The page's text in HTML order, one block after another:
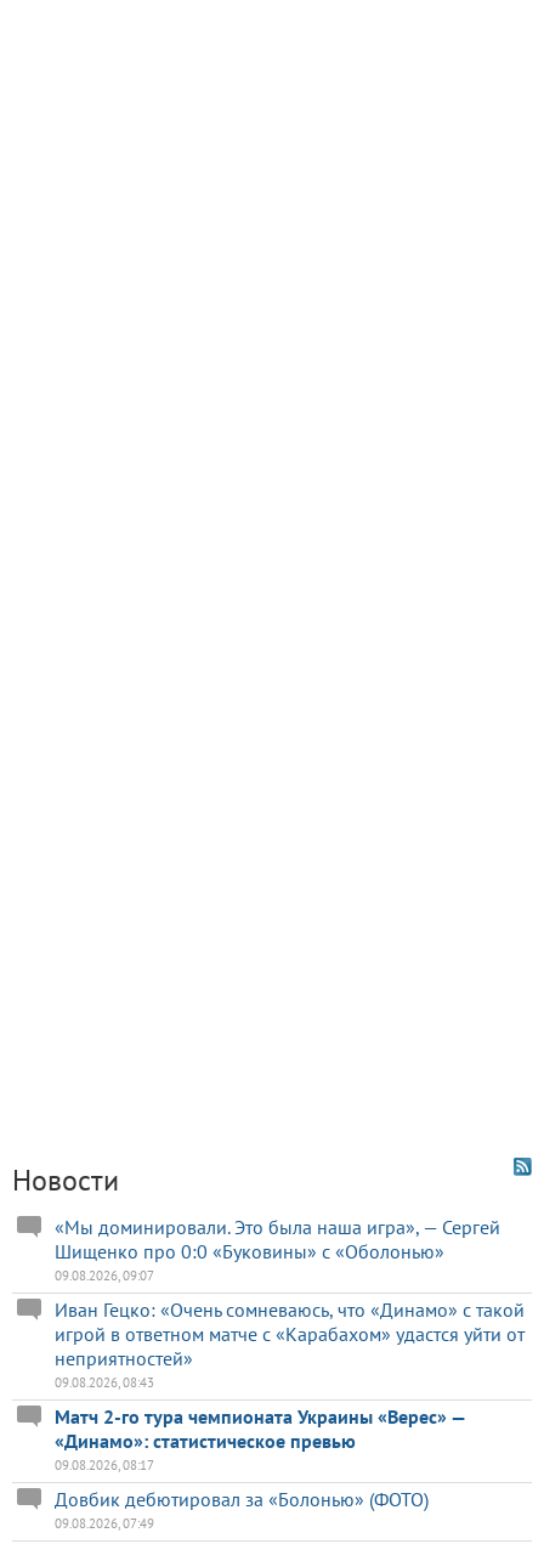
Новости
«Мы доминировали. Это была наша игра», — Сергей
Шищенко про 0:0 «Буковины» с «Оболонью»
09.08.2026, 09:07
Иван Гецко: «Очень сомневаюсь, что «Динамо» с такой
игрой в ответном матче с «Карабахом» удастся уйти от
неприятностей»
09.08.2026, 08:43
Матч 2-го тура чемпионата Украины «Верес» —
«Динамо»: статистическое превью
09.08.2026, 08:17
Довбик дебютировал за «Болонью» (ФОТО)
09.08.2026, 07:49